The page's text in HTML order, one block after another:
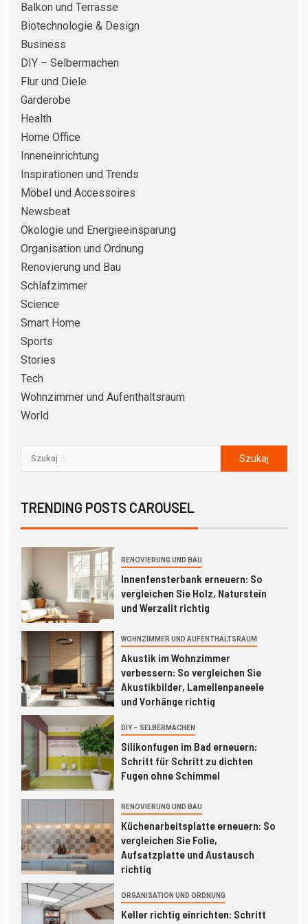
Balkon und Terrasse
Biotechnologie & Design
Business
DIY – Selbermachen
Flur und Diele
Garderobe
Health
Home Office
Inneneinrichtung
Inspirationen und Trends
Möbel und Accessoires
Newsbeat
Ökologie und Energieeinsparung
Organisation und Ordnung
Renovierung und Bau
Schlafzimmer
Science
Smart Home
Sports
Stories
Tech
Wohnzimmer und Aufenthaltsraum
World
TRENDING POSTS CAROUSEL
3
Schritt für Schritt zu dichten
Fugen ohne Schimmel
Küchenarbeitsplatte erneuern: So
vergleichen Sie Folie,
5
DIY – SELBERMACHEN
BADEZIMMER
vergleichen Sie Glaswand,
richtig
RENOVIERUNG UND BAU
Innenfensterbank erneuern: So
vergleichen Sie Holz, Naturstein
und Werzalit richtig
WOHNZIMMER UND AUFENTHALTSRAUM
Akustik im Wohnzimmer
verbessern: So vergleichen Sie
Akustikbilder, Lamellenpaneele
und Vorhänge richtig
3 DIY – SELBERMACHEN
Silikonfugen im Bad erneuern:
Schritt für Schritt zu dichten
Fugen ohne Schimmel
RENOVIERUNG UND BAU
Küchenarbeitsplatte erneuern: So
vergleichen Sie Folie,
Aufsatzplatte und Austausch
richtig
5 ORGANISATION UND ORDNUNG
Keller richtig einrichten: Schritt